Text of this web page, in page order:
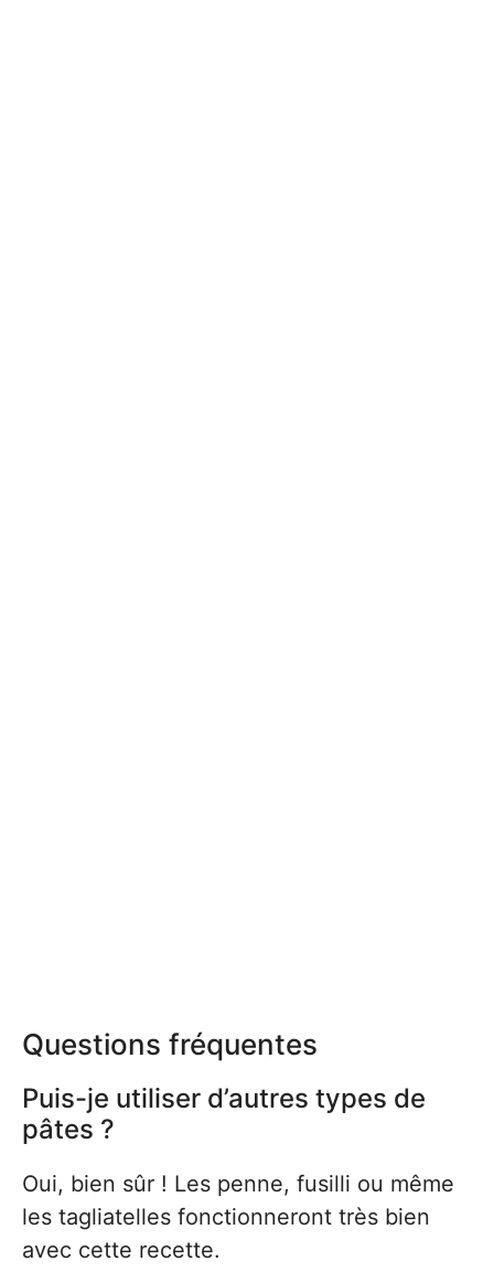
Questions fréquentes
Puis-je utiliser d’autres types de
pâtes ?
Oui, bien sûr ! Les penne, fusilli ou même
les tagliatelles fonctionneront très bien
avec cette recette.